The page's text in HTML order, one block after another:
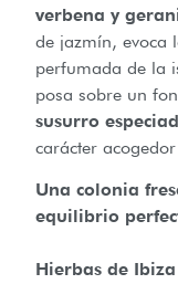
verbena y
de jazmín, evoca
perfumada de la
posa sobre un
susurro
carácter
Una colonia
equilibrio
Hierbas de